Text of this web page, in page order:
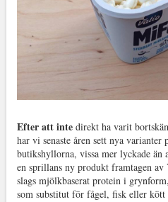
Efter att intedirekt ha varit
har vi senaste åren sett nya varianter
butikshyllorna, vissa mer lyckade än
en sprillans ny produkt framtagen
slags mjölkbaserat protein i
som substitut för fågel, fisk eller kött